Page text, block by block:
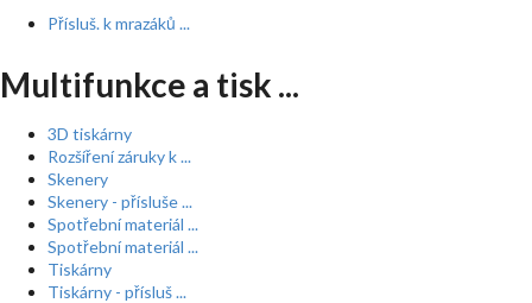
Přísluš. k mrazáků ...
Multifunkce a tisk ...
3D tiskárny
Rozšíření záruky k ...
Skenery
Skenery - přísluše ...
Spotřební materiál ...
Spotřební materiál ...
Tiskárny
Tiskárny - přísluš ...